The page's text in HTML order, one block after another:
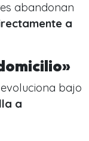
abandonan
a
evoluciona bajo
a